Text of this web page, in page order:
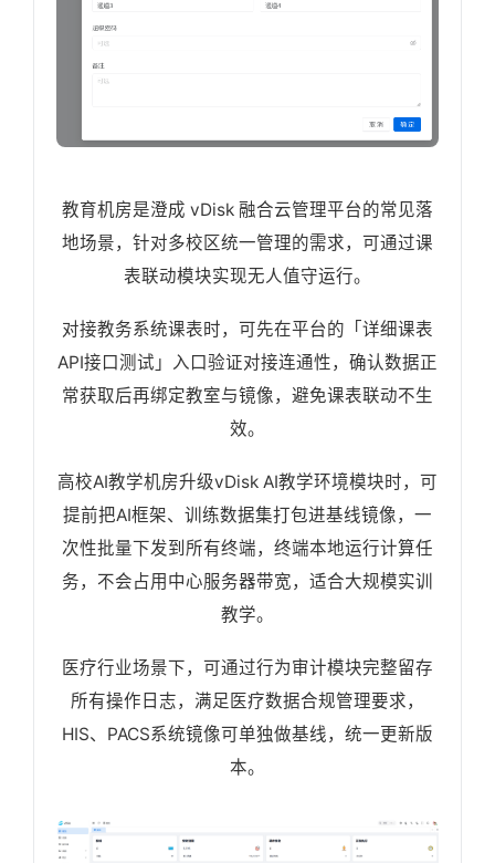
教育机房是澄成 vDisk 融合云管理平台的常见落
地场景，针对多校区统一管理的需求，可通过课
表联动模块实现无人值守运行。
对接教务系统课表时，可先在平台的「详细课表
API接口测试」入口验证对接连通性，确认数据正
常获取后再绑定教室与镜像，避免课表联动不生
效。
高校AI教学机房升级vDisk AI教学环境模块时，可
提前把AI框架、训练数据集打包进基线镜像，一
次性批量下发到所有终端，终端本地运行计算任
务，不会占用中心服务器带宽，适合大规模实训
教学。
医疗行业场景下，可通过行为审计模块完整留存
所有操作日志，满足医疗数据合规管理要求，
HIS、PACS系统镜像可单独做基线，统一更新版
本。